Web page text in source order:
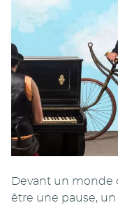
Devant un monde
être une pause,